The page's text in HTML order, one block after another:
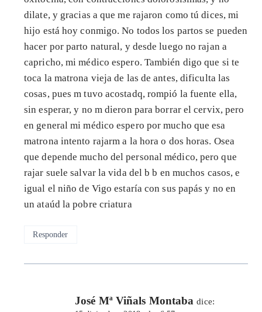
dilate, y gracias a que me rajaron como tú dices, mi
hijo está hoy conmigo. No todos los partos se pueden
hacer por parto natural, y desde luego no rajan a
capricho, mi médico espero. También digo que si te
toca la matrona vieja de las de antes, dificulta las
cosas, pues m tuvo acostadq, rompió la fuente ella,
sin esperar, y no m dieron para borrar el cervix, pero
en general mi médico espero por mucho que esa
matrona intento rajarm a la hora o dos horas. Osea
que depende mucho del personal médico, pero que
rajar suele salvar la vida del b b en muchos casos, e
igual el niño de Vigo estaría con sus papás y no en
un ataúd la pobre criatura
Responder
José Mª Viñals Montaba dice: